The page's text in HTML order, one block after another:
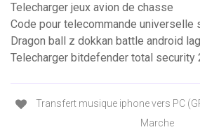
Telecharger jeux avion de chasse
Code pour telecommande universelle
Dragon ball z dokkan battle android lag
Telecharger bitdefender total security
Transfert musique iphone vers PC
Marche